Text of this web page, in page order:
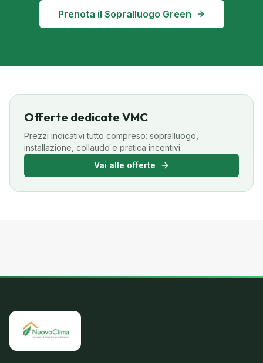
Prenota il Sopralluogo Green
Offerte dedicate VMC
Prezzi indicativi tutto compreso: sopralluogo,
installazione, collaudo e pratica incentivi.
Vai alle offerte